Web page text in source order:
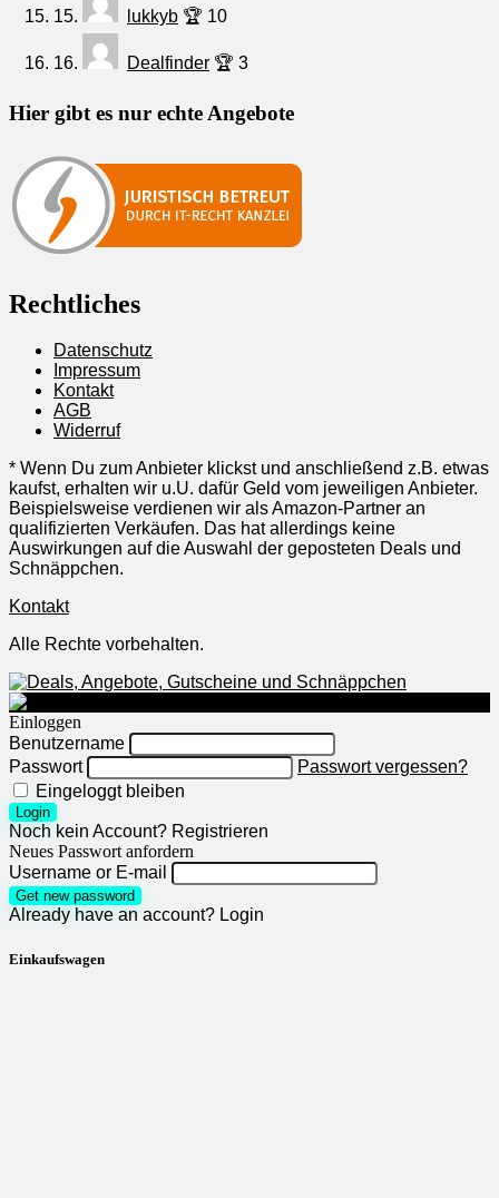
15. lukkyb 🏆 10
16. Dealfinder 🏆 3
Hier gibt es nur echte Angebote
Rechtliches
Datenschutz
Impressum
Kontakt
AGB
Widerruf
* Wenn Du zum Anbieter klickst und anschließend z.B. etwas
kaufst, erhalten wir u.U. dafür Geld vom jeweiligen Anbieter.
Beispielsweise verdienen wir als Amazon-Partner an
qualifizierten Verkäufen. Das hat allerdings keine
Auswirkungen auf die Auswahl der geposteten Deals und
Schnäppchen.
Kontakt
Alle Rechte vorbehalten.
Einloggen
Benutzername
Passwort
Passwort vergessen?
Eingeloggt bleiben
Login
Noch kein Account? Registrieren
Neues Passwort anfordern
Username or E-mail
Get new password
Already have an account? Login
Einkaufswagen